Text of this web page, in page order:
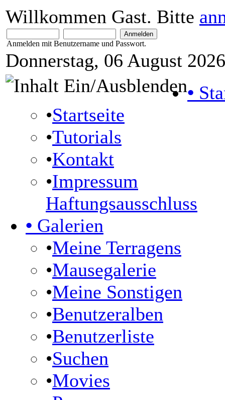
Willkommen Gast. Bitte
Anmelden mit Benutzername und Passwort.
Donnerstag, 06 August
•
•Startseite
•Tutorials
•Kontakt
•Impressum
Haftungsausschluss
• Galerien
•Meine Terragens
•Mausegalerie
•Meine Sonstigen
•Benutzeralben
•Benutzerliste
•Suchen
•Movies